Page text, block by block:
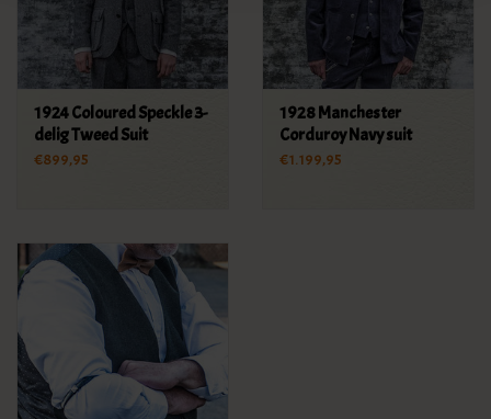
1924 Coloured Speckle 3-
delig Tweed Suit
€899,95
1928 Manchester
Corduroy Navy suit
€1.199,95